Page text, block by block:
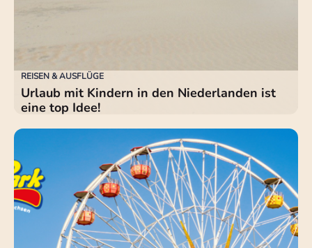
REISEN & AUSFLÜGE
Urlaub mit Kindern in den Niederlanden ist
eine top Idee!